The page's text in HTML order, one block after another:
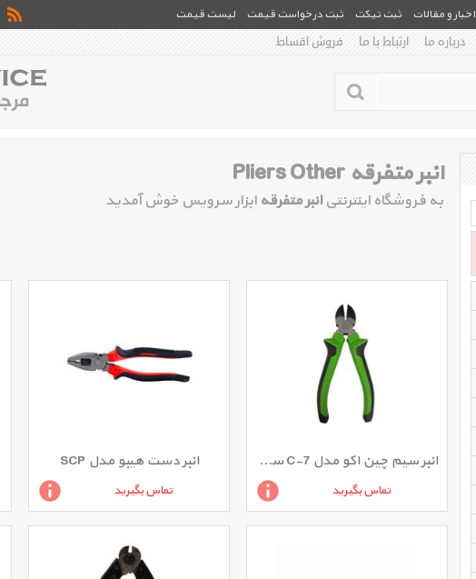
اخبار و مقالات ثبت تیکت ثبت درخواست قیمت
لیست قیمت
درباره ما ارتباط با ما فروش اقساط
انبر متفرقه Pliers Other
به فروشگاه اینترنتی انبر متفرقه ابزار سرویس خوش آمدید
انبر دست هیبو مدل SCP
تماس بگیرید
انبر سیم چین اکو مدل C-7 سایز 7 اینچ
تماس بگیرید